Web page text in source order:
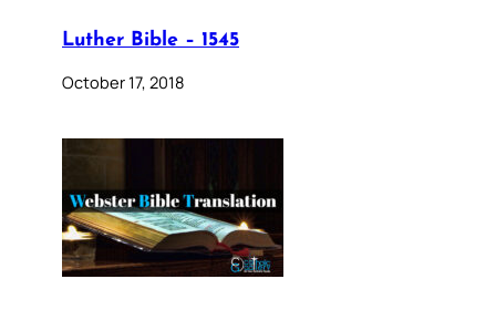
Luther Bible – 1545
October 17, 2018